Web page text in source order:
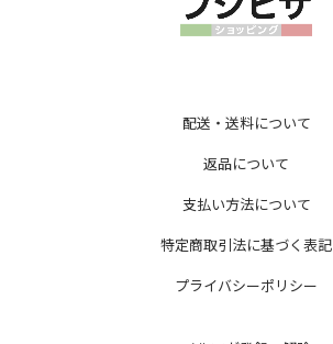
配送・送料について
返品について
支払い方法について
特定商取引法に基づく表記
プライバシーポリシー